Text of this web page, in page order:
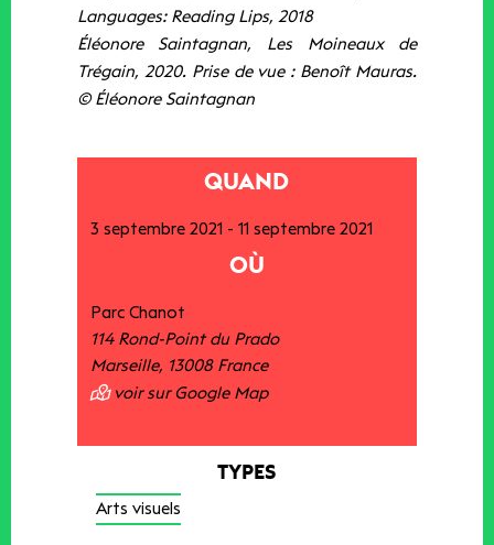
Languages: Reading Lips, 2018
Éléonore Saintagnan, Les Moineaux de
Trégain, 2020. Prise de vue : Benoît Mauras.
© Éléonore Saintagnan
QUAND
3 septembre 2021 - 11 septembre 2021
OÙ
Parc Chanot
114 Rond-Point du Prado
Marseille, 13008 France
voir sur Google Map
TYPES
Arts visuels